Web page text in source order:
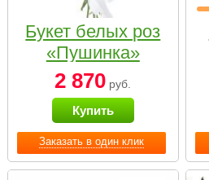
Заказать в один клик
Букет белых роз
«Пушинка»
2 870 руб.
Купить